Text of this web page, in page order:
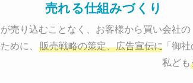
り納品する。
インのゴールでしょうか。
お客様のサービスを適した場所へ届けるた
売れる仕組みづくり
売り込むことなく、お客様から買いたく
めに、
販売戦略の策定、広告宣伝に効果
会社の
「御
私ども